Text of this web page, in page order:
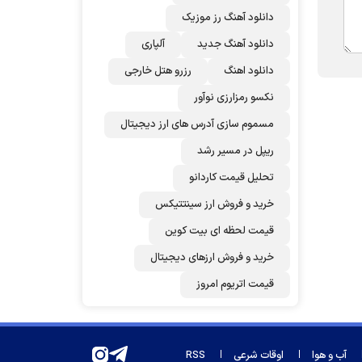
دانلود آهنگ رز‌ موزیک
دانلود آهنگ جدید
آلپاری
دانلود اهنگ
رزرو هتل خارجی
نکسو رمزارزی نوآور
مسموم سازی آدرس های ارز دیجیتال
ریپل در مسیر رشد
تحلیل قیمت کاردانو
خرید و فروش ارز سینتتیکس
قیمت لحظه ای بیت کوین
خرید و فروش ارزهای دیجیتال
قیمت اتریوم امروز
آب و هوا اوقات شرعی RSS